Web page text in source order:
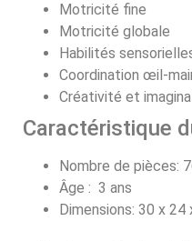
Motricité fine
Motricité globale
Habilités
Coordination œil-
Créativité et
Caractéristique
Nombre de pièces:
Âge : 3 ans
Dimensions: 30 x 24